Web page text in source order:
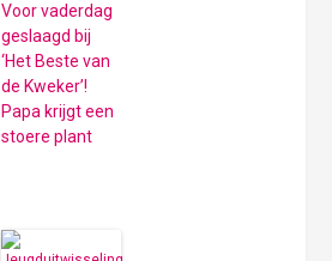
Voor vaderdag
geslaagd bij
‘Het Beste van
de Kweker’!
Papa krijgt een
stoere plant